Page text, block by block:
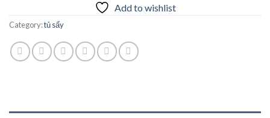
Add to wishlist
Category:tủ sấy